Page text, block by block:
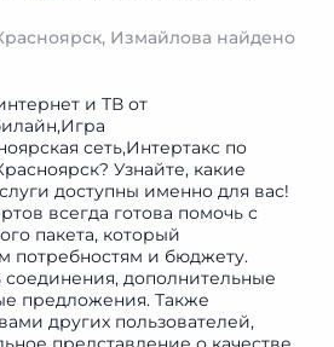
Измайлова найдено
и ТВ от
сеть,Интертакс по
Узнайте, какие
доступны именно для вас!
всегда готова помочь с
пакета, который
потребностям и бюджету.
соединения, дополнительные
предложения. Также
других пользователей,